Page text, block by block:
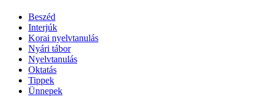
Beszéd
Interjúk
Korai nyelvtanulás
Nyári tábor
Nyelvtanulás
Oktatás
Tippek
Ünnepek